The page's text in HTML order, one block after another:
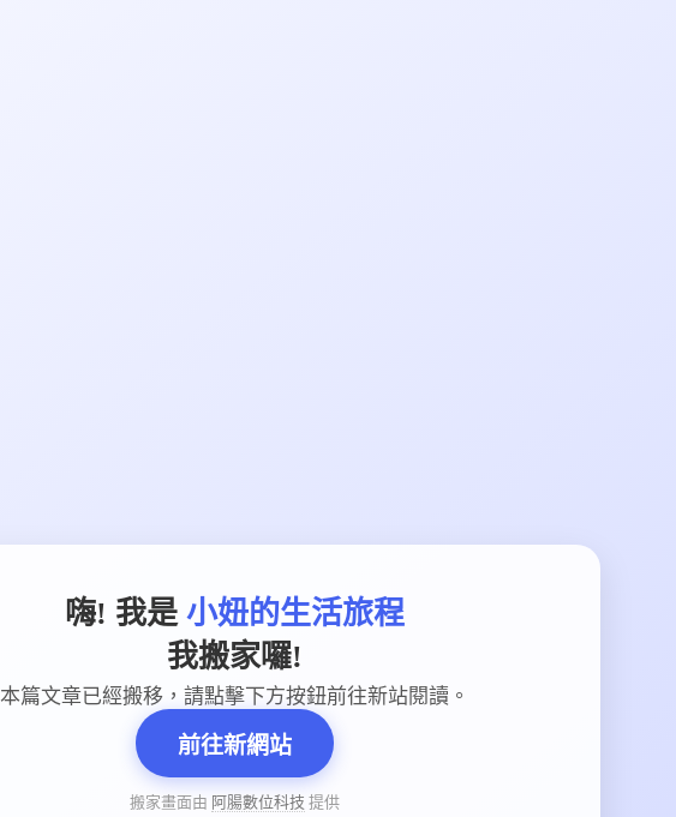
嗨! 我是 小妞的生活旅程
我搬家囉!
本篇文章已經搬移，請點擊下方按鈕前往新站閱讀。
前往新網站
搬家畫面由 阿腸數位科技 提供